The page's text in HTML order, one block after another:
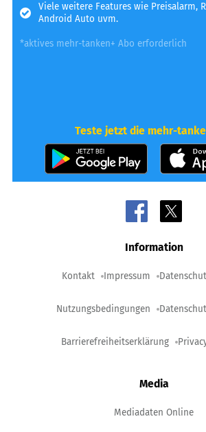
Viele weitere Features wie Preisalarm,
Android Auto uvm.
*aktives mehr-tanken+ Abo erforderlich
Teste jetzt die mehr-
Information
Kontakt Impressum
Nutzungsbedingungen
Barrierefreiheitserklärung
Media
Mediadaten Online